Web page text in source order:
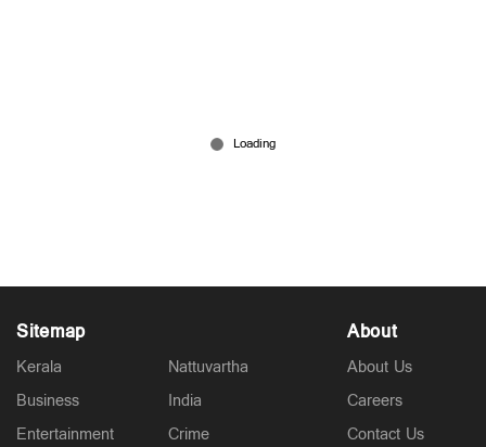
Sitemap
Kerala
Business
Entertainment
Nattuvartha
India
Crime
About
About Us
Careers
Contact Us